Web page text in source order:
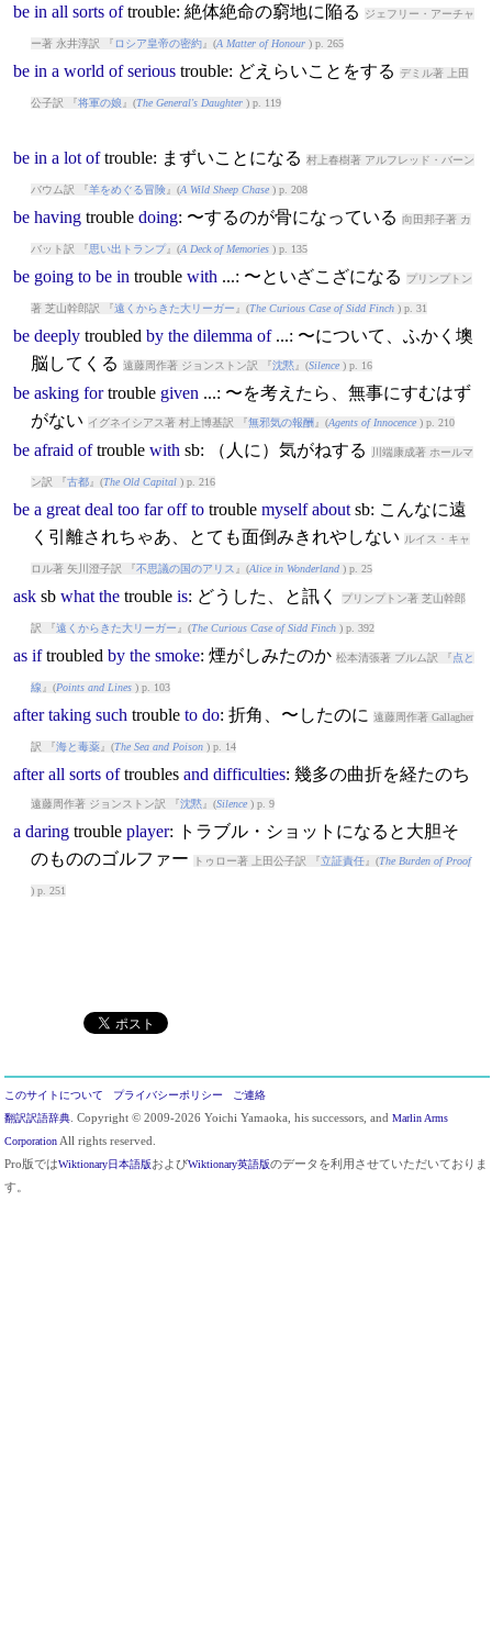
be in all sorts of trouble: 絶体絶命の窮地に陥る ジェフリー・アーチャ
ー著 永井淳訳 『 ロシア皇帝の密約』(A Matter of Honour) p. 265
be in a world of serious trouble: どえらいことをする デミル著 上田
公子訳 『将軍の娘 』(The General's Daughter) p. 119
be in a lot of trouble: まずいことになる 村上春樹著 アルフレッド・バーン
バウム訳 『羊をめぐる冒険』(A Wild Sheep Chase) p. 208
be having trouble doing: 〜するのが骨になっている 向田邦子著 カ
バット訳 『思い出トランプ』(A Deck of Memories) p. 135
be going to be in trouble with ...: 〜といざこざになる プリンプトン
著 芝山幹郎訳 『遠くからきた大リーガー 』(The Curious Case of Sidd Finch) p. 31
be deeply troubled by the dilemma of...: 〜について、ふかく墺
脳してくる 遠藤周作著 ジョンストン訳 『沈黙』(Silence) p. 16
be asking for trouble given ...: 〜を考えたら、無事にすむはず
がない イグネイシアス著 村上博基訳 『無邪気の報酬 』(Agents of Innocence) p. 210
be afraid of trouble with sb: （人に）気がねする 川端康成著 ホールマ
ン訳 『古都』(The Old Capital) p. 216
be a great deal too far off to trouble myself aboutsb: こんなに遠
く引離されちゃあ、とても面倒みきれやしない
ルイス・キャ
ロル著 矢川澄子訳 『不思議の国のアリス 』(Alice in Wonderland) p. 25
asksb what the trouble is: どうした、と訊く プリンプトン著 芝山幹郎
訳 『遠くからきた大リーガー 』(The Curious Case of Sidd Finch) p. 392
as if troubled by the smoke: 煙がしみたのか 松本清張著 ブルム訳 『点と
線 』(Points and Lines) p. 103
after taking such trouble to do: 折角、〜したのに 遠藤周作著 Gallagher
訳 『海と毒薬』(The Sea and Poison) p. 14
after all sorts of troubles and difficulties: 幾多の曲折を経たのち
遠藤周作著 ジョンストン訳 『沈黙』(Silence) p. 9
a daring trouble player: トラブル・ショットになると大胆そ
のもののゴルファー
トゥロー著 上田公子訳 『立証責任』(The Burden of Proof
) p. 251
このサイトについて プライバシーポリシー
ご連絡
翻訳訳語辞典 . Copyright © 2009-2026 Yoichi Yamaoka, his successors, and Marlin Arms
Corporation All rights reserved.
Pro版ではWiktionary日本語版およびWiktionary英語版のデータを利用させていただいておりま
す。